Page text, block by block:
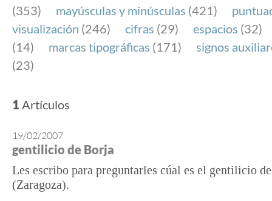
(353)
mayúsculas y minúsculas (421)
visualización (246) cifras (29) espacios (32)
(14)
marcas tipográficas (171)
signos
(23)
1 Artículos
19/02/2007
gentilicio de Borja
Les escribo para preguntarles cúal es el gentilicio
(Zaragoza).